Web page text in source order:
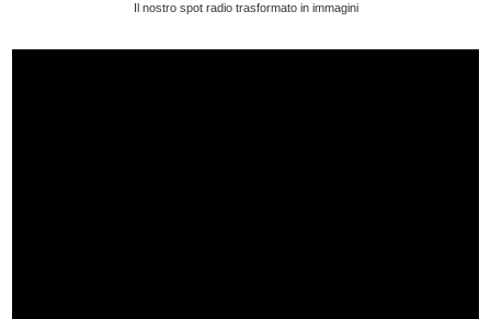
Il nostro spot radio trasformato in immagini